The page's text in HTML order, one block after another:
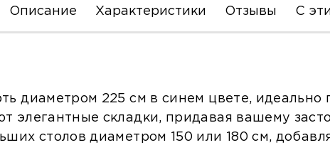
Описание Характеристики Отзывы С
диаметром 225 см в синем цвете,
элегантные складки, придавая вашему
столов диаметром 150 или 180 см,